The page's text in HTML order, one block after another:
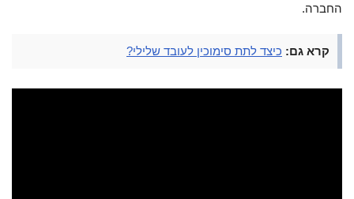
החברה.
קרא גם: כיצד לתת סימוכין לעובד שלילי?